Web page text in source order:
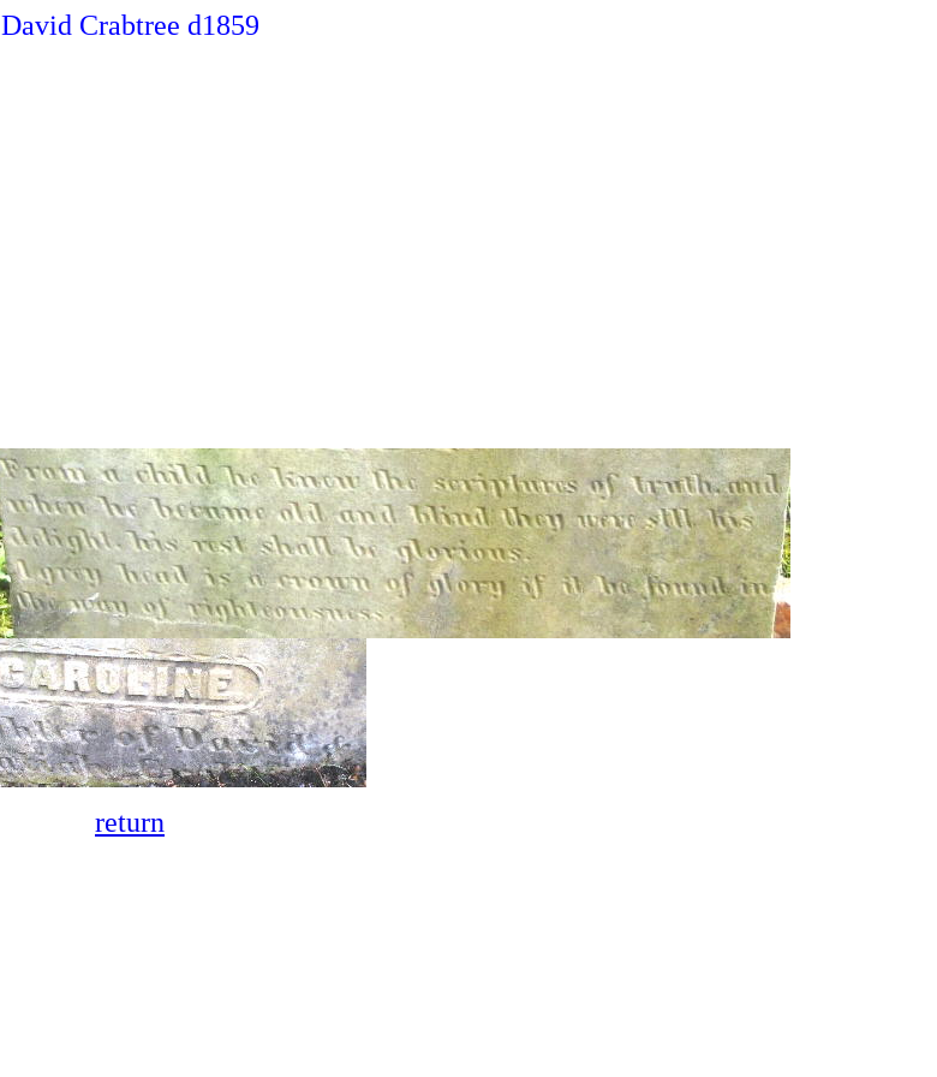
David Crabtree d1859
return